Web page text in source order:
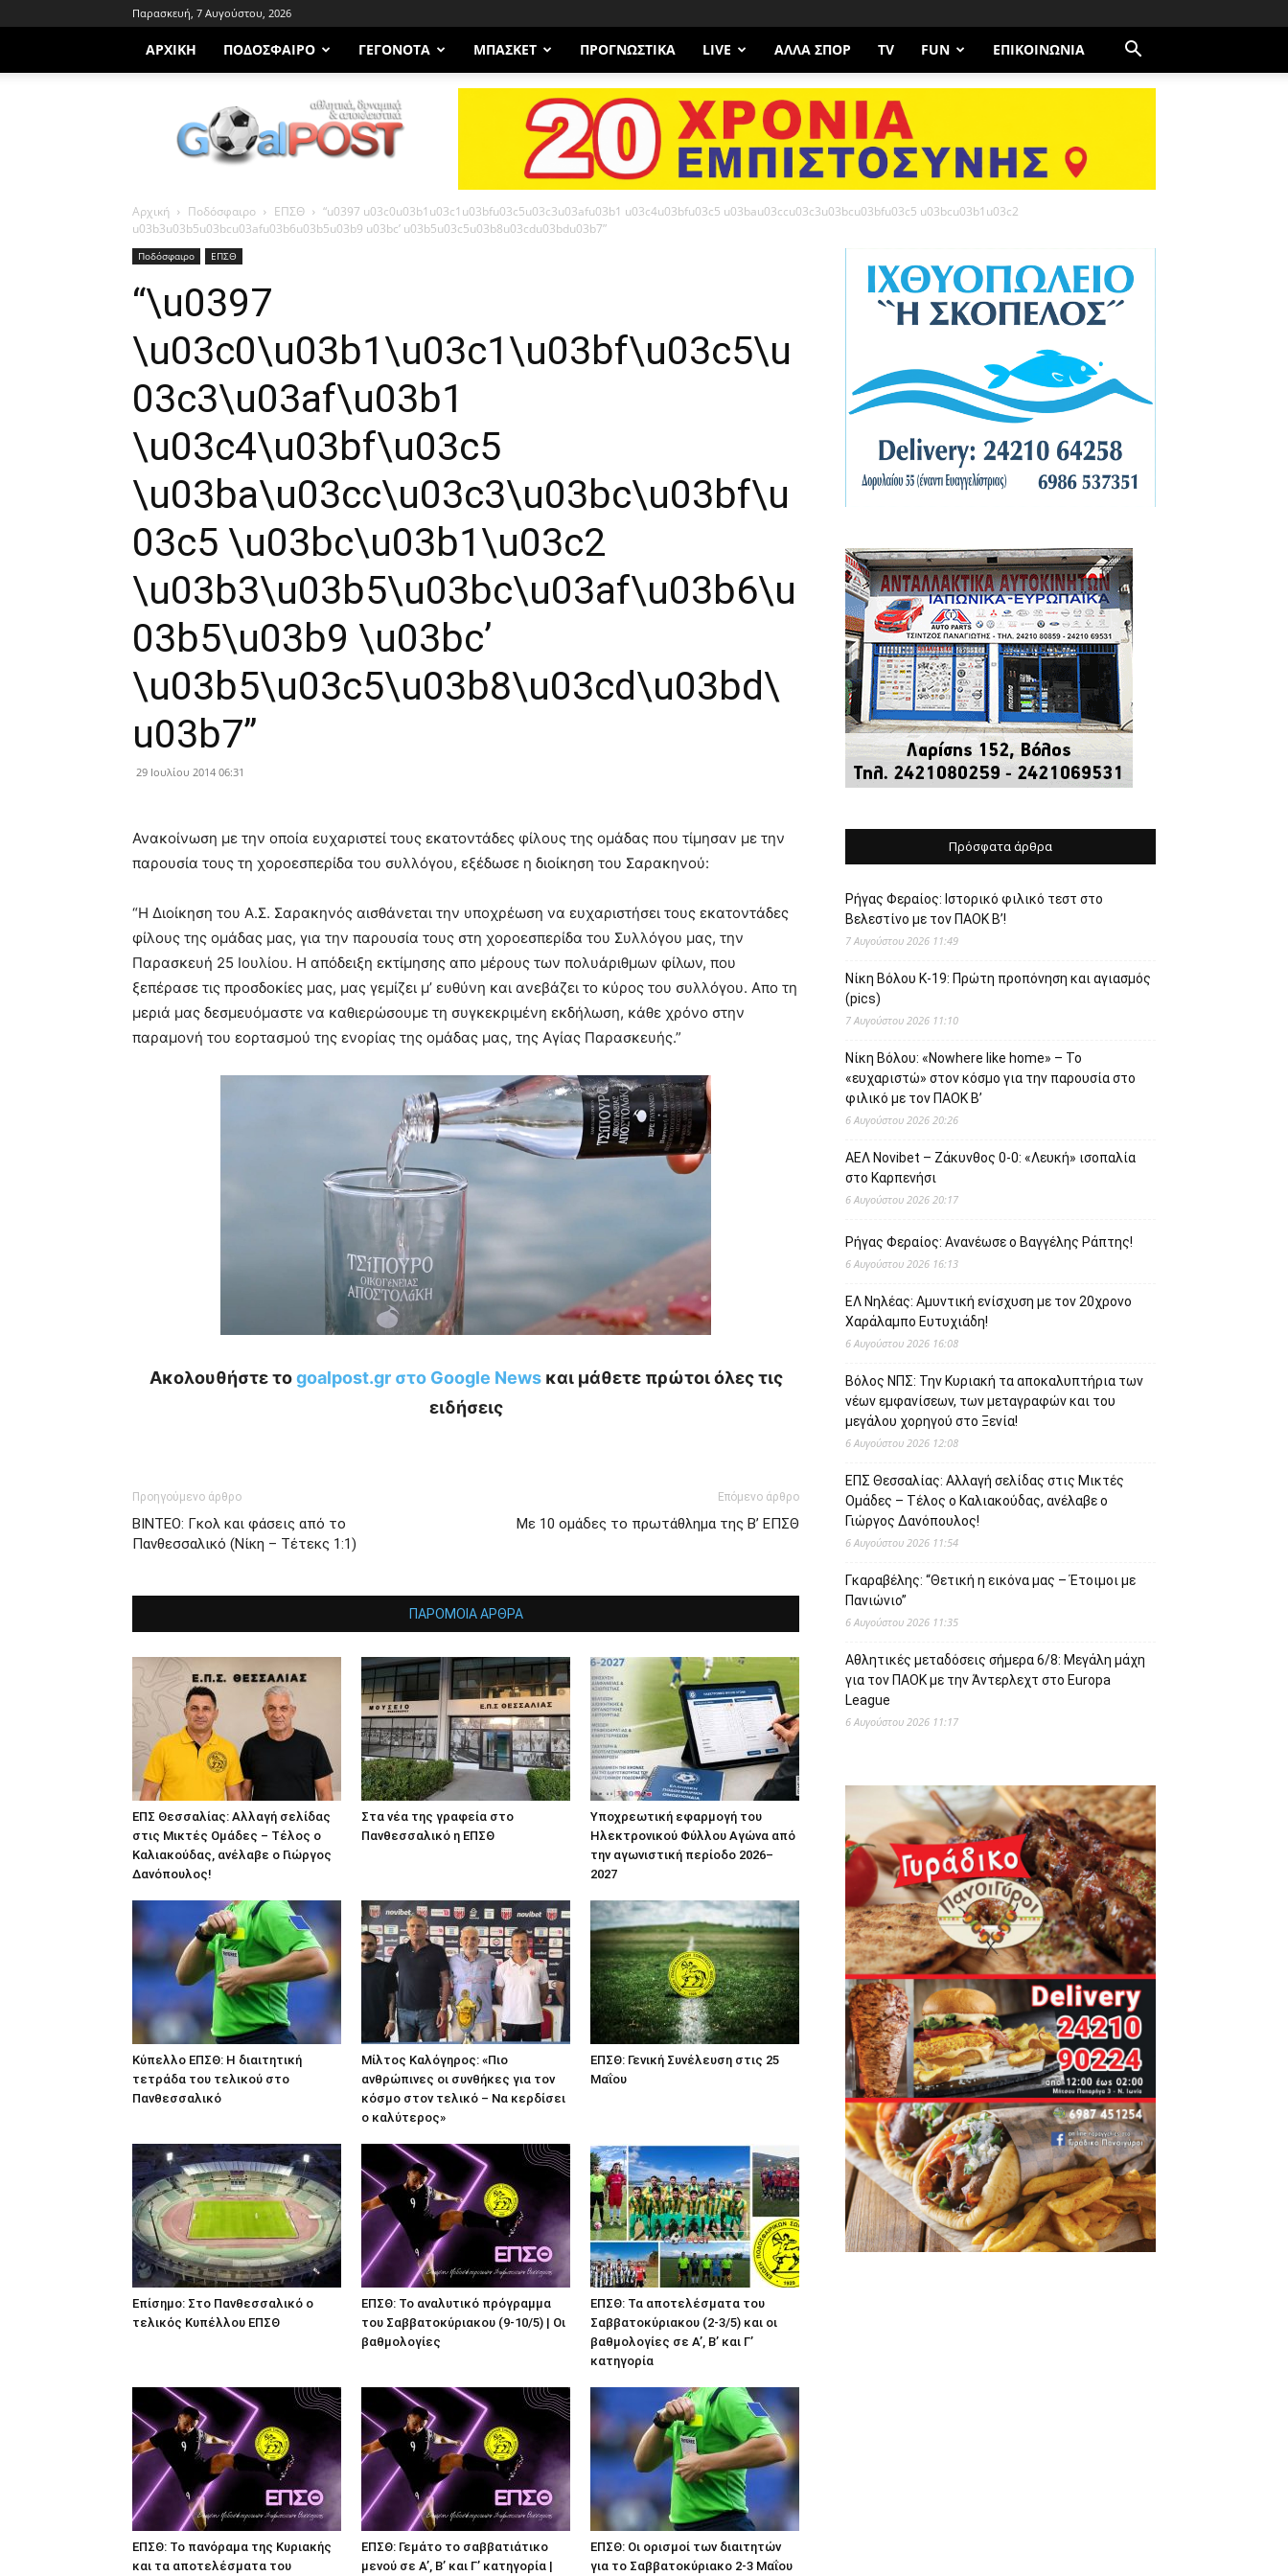
Παρασκευή, 7 Αυγούστου, 2026
ΑΡΧΙΚΗ ΠΟΔΌΣΦΑΙΡΟ ΓΕΓΟΝΌΤΑ ΜΠΆΣΚΕΤ ΠΡΟΓΝΩΣΤΙΚΑ LIVE ΆΛΛΑ ΣΠΟΡ TV FUN ΕΠΙΚΟΙΝΩΝΊΑ
Goalpost.gr
Αρχική Ποδόσφαιρο ΕΠΣΘ
“u0397 u03c0u03b1u03c1u03bfu03c5u03c3u03afu03b1 u03c4u03bfu03c5 u03bau03ccu03c3u03bcu03bfu03c5 u03bcu03b1u03c2
u03b3u03b5u03bcu03afu03b6u03b5u03b9 u03bc’ u03b5u03c5u03b8u03cdu03bdu03b7”
Ποδόσφαιρο ΕΠΣΘ
“\u0397
\u03c0\u03b1\u03c1\u03bf\u03c5\u
03c3\u03af\u03b1
\u03c4\u03bf\u03c5
\u03ba\u03cc\u03c3\u03bc\u03bf\u
03c5 \u03bc\u03b1\u03c2
\u03b3\u03b5\u03bc\u03af\u03b6\u
03b5\u03b9 \u03bc’
\u03b5\u03c5\u03b8\u03cd\u03bd\
u03b7”
29 Ιουλίου 2014 06:31
Ανακοίνωση με την οποία ευχαριστεί τους εκατοντάδες φίλους της ομάδας που τίμησαν με την
παρουσία τους τη χοροεσπερίδα του συλλόγου, εξέδωσε η διοίκηση του Σαρακηνού:
“Η Διοίκηση του Α.Σ. Σαρακηνός αισθάνεται την υποχρέωση να ευχαριστήσει τους εκατοντάδες
φίλους της ομάδας μας, για την παρουσία τους στη χοροεσπερίδα του Συλλόγου μας, την
Παρασκευή 25 Ιουλίου. Η απόδειξη εκτίμησης απο μέρους των πολυάριθμων φίλων, που
ξεπέρασε τις προσδοκίες μας, μας γεμίζει μ’ ευθύνη και ανεβάζει το κύρος του συλλόγου. Απο τη
μεριά μας δεσμευόμαστε να καθιερώσουμε τη συγκεκριμένη εκδήλωση, κάθε χρόνο στην
παραμονή του εορτασμού της ενορίας της ομάδας μας, της Αγίας Παρασκευής.”
Ακολουθήστε τοgoalpost.gr στο Google Newsκαι μάθετε πρώτοι όλες τις
ειδήσεις
Προηγούμενο άρθρο
ΒΙΝΤΕΟ: Γκολ και φάσεις από το
Πανθεσσαλικό (Νίκη – Τέτεκς 1:1)
Επόμενο άρθρο
Με 10 ομάδες το πρωτάθλημα της Β’ ΕΠΣΘ
ΠΑΡΟΜΟΙΑ ΑΡΘΡΑ
ΕΠΣ Θεσσαλίας: Αλλαγή σελίδας
στις Μικτές Ομάδες – Τέλος ο
Καλιακούδας, ανέλαβε ο Γιώργος
Δανόπουλος!
Στα νέα της γραφεία στο
Πανθεσσαλικό η ΕΠΣΘ
Υποχρεωτική εφαρμογή του
Ηλεκτρονικού Φύλλου Αγώνα από
την αγωνιστική περίοδο 2026–
2027
Κύπελλο ΕΠΣΘ: Η διαιτητική
τετράδα του τελικού στο
Πανθεσσαλικό
Μίλτος Καλόγηρος: «Πιο
ανθρώπινες οι συνθήκες για τον
κόσμο στον τελικό – Να κερδίσει
ο καλύτερος»
ΕΠΣΘ: Γενική Συνέλευση στις 25
Μαΐου
Επίσημο: Στο Πανθεσσαλικό ο
τελικός Κυπέλλου ΕΠΣΘ
ΕΠΣΘ: Το αναλυτικό πρόγραμμα
του Σαββατοκύριακου (9-10/5) | Οι
βαθμολογίες
ΕΠΣΘ: Τα αποτελέσματα του
Σαββατοκύριακου (2-3/5) και οι
βαθμολογίες σε Α’, Β’ και Γ’
κατηγορία
ΕΠΣΘ: Το πανόραμα της Κυριακής
και τα αποτελέσματα του
ΕΠΣΘ: Γεμάτο το σαββατιάτικο
μενού σε Α’, Β’ και Γ’ κατηγορία |
ΕΠΣΘ: Οι ορισμοί των διαιτητών
για το Σαββατοκύριακο 2-3 Μαΐου
Πρόσφατα άρθρα
Ρήγας Φεραίος: Ιστορικό φιλικό τεστ στο
Βελεστίνο με τον ΠΑΟΚ Β’!
7 Αυγούστου 2026 11:49
Νίκη Βόλου Κ-19: Πρώτη προπόνηση και αγιασμός
(pics)
7 Αυγούστου 2026 11:10
Νίκη Βόλου: «Nowhere like home» – Το
«ευχαριστώ» στον κόσμο για την παρουσία στο
φιλικό με τον ΠΑΟΚ Β’
6 Αυγούστου 2026 20:26
ΑΕΛ Novibet – Ζάκυνθος 0-0: «Λευκή» ισοπαλία
στο Καρπενήσι
6 Αυγούστου 2026 20:17
Ρήγας Φεραίος: Ανανέωσε ο Βαγγέλης Ράπτης!
6 Αυγούστου 2026 16:13
ΕΛ Νηλέας: Αμυντική ενίσχυση με τον 20χρονο
Χαράλαμπο Ευτυχιάδη!
6 Αυγούστου 2026 16:08
Βόλος ΝΠΣ: Την Κυριακή τα αποκαλυπτήρια των
νέων εμφανίσεων, των μεταγραφών και του
μεγάλου χορηγού στο Ξενία!
6 Αυγούστου 2026 12:08
ΕΠΣ Θεσσαλίας: Αλλαγή σελίδας στις Μικτές
Ομάδες – Τέλος ο Καλιακούδας, ανέλαβε ο
Γιώργος Δανόπουλος!
6 Αυγούστου 2026 11:54
Γκαραβέλης: “Θετική η εικόνα μας – Έτοιμοι με
Πανιώνιο”
6 Αυγούστου 2026 11:35
Αθλητικές μεταδόσεις σήμερα 6/8: Μεγάλη μάχη
για τον ΠΑΟΚ με την Άντερλεχτ στο Europa
League
6 Αυγούστου 2026 11:17